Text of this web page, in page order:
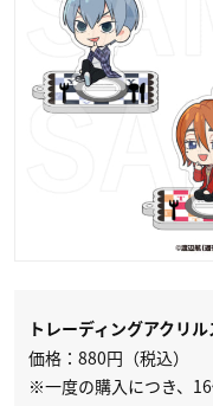
トレーディングアクリ
価格：880円（税込）
※一度の購入につき、